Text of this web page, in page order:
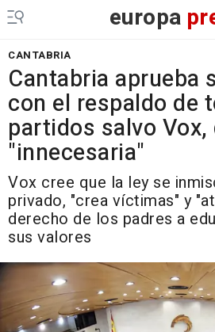
europa
CANTABRIA
Cantabria aprueba
con el respaldo de
partidos salvo Vox,
"innecesaria"
Vox cree que la ley se
privado, "crea víctimas" y
derecho de los padres a
sus valores